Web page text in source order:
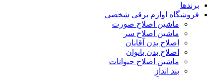
برندها
فروشگاه اوازم برقی شخصی
ماشین اصلاح صورت
ماشین اصلاح سر
اصلاح بدن آقایان
اصلاح بدن بانوان
ماشین اصلاح حیوانات
بند انداز